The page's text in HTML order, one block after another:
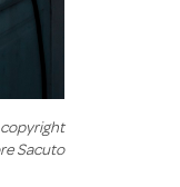
copyright
Sacuto